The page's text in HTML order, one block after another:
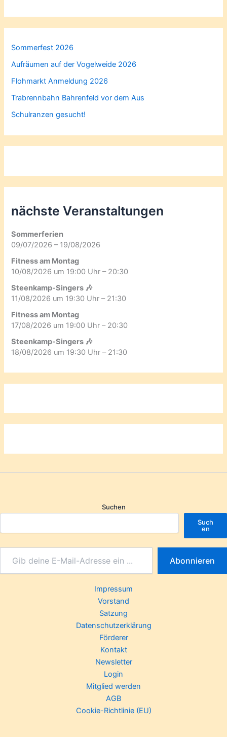
Sommerfest 2026
Aufräumen auf der Vogelweide 2026
Flohmarkt Anmeldung 2026
Trabrennbahn Bahrenfeld vor dem Aus
Schulranzen gesucht!
nächste Veranstaltungen
Sommerferien
09/07/2026 – 19/08/2026
Fitness am Montag
10/08/2026 um 19:00 Uhr – 20:30
Steenkamp-Singers 🎶
11/08/2026 um 19:30 Uhr – 21:30
Fitness am Montag
17/08/2026 um 19:00 Uhr – 20:30
Steenkamp-Singers 🎶
18/08/2026 um 19:30 Uhr – 21:30
Suchen
Such
en
Abonnieren
Impressum
Vorstand
Satzung
Datenschutzerklärung
Förderer
Kontakt
Newsletter
Login
Mitglied werden
AGB
Cookie-Richtlinie (EU)